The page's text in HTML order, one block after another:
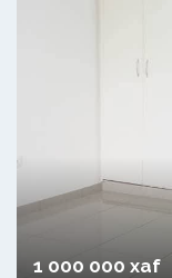
1 000 000 xaf